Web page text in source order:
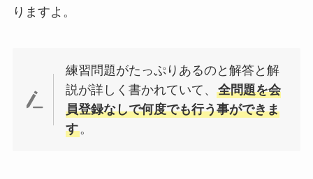
りますよ。
練習問題がたっぷりあるのと解答と解
説が詳しく書かれていて、全問題を会
員登録なしで何度でも行う事ができま
す。